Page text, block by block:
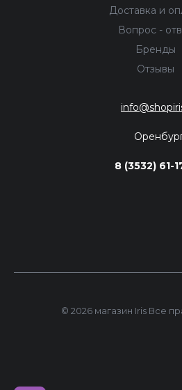
Доставка и
Вопрос -
Бренды
Отзывы
8 (3532) 61-
© 2026 магазин Iris Все